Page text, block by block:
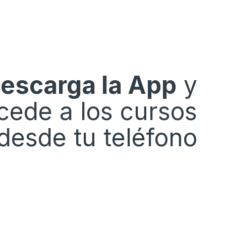
la App y
a los cursos
tu teléfono